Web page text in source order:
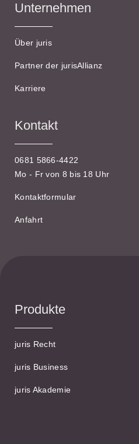
Unternehmen
Über juris
Partner der jurisAllianz
Karriere
Kontakt
0681 5866-4422
Mo - Fr von 8 bis 18 Uhr
Kontaktformular
Anfahrt
Produkte
juris Recht
juris Business
juris Akademie